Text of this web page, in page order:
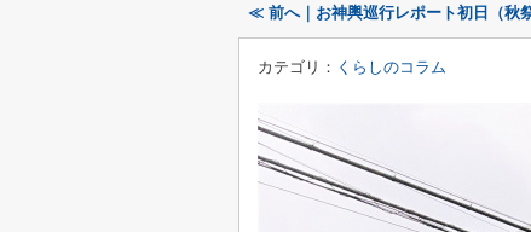
≪ 前へ｜お神輿巡行レポート初日（秋祭
カテゴリ： くらしのコラム